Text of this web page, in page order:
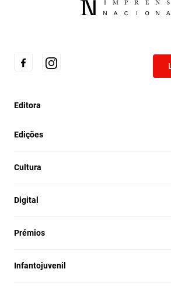
Editora
Edições
Cultura
Digital
Prémios
Infantojuvenil